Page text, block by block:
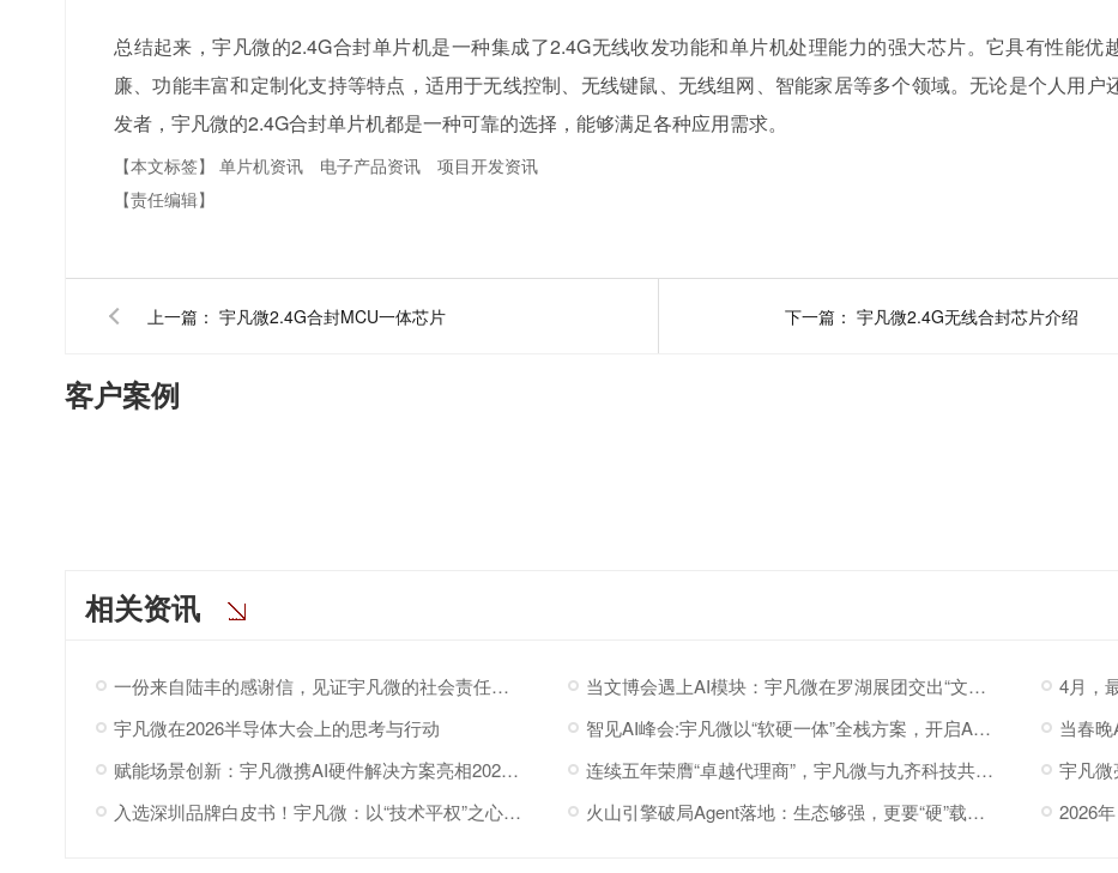
总结起来，宇凡微的2.4G合封单片机是一种集成了2.4G无线收发功能和单片机处理能力的强大芯片。它具有性能优
廉、功能丰富和定制化支持等特点，适用于无线控制、无线键鼠、无线组网、智能家居等多个领域。无论是个人用户
发者，宇凡微的2.4G合封单片机都是一种可靠的选择，能够满足各种应用需求。
【本文标签】单片机资讯 电子产品资讯
项目开发资讯
【责任编辑】
上一篇： 宇凡微2.4G合封MCU一体芯片 下一篇： 宇凡微2.4G无线合封芯片介绍
客户案例
相关资讯
一份来自陆丰的感谢信，见证宇凡微的社会责任之路 当文博会遇上AI模块：宇凡微在罗湖展团交出“文化+科技”新答卷
4月，
宇凡微在2026半导体大会上的思考与行动
智见AI峰会:宇凡微以“软硬一体”全栈方案，开启AI硬件落地加速度
赋能场景创新：宇凡微携AI硬件解决方案亮相2026“深港同心·罗湖创景”场景创新大会!
连续五年荣膺“卓越代理商”，宇凡微与九齐科技共赴新程
入选深圳品牌白皮书！宇凡微：以“技术平权”之心，与深圳共赴AI
火山引擎破局Agent落地：生态够强，更要“硬”载体托底 2026